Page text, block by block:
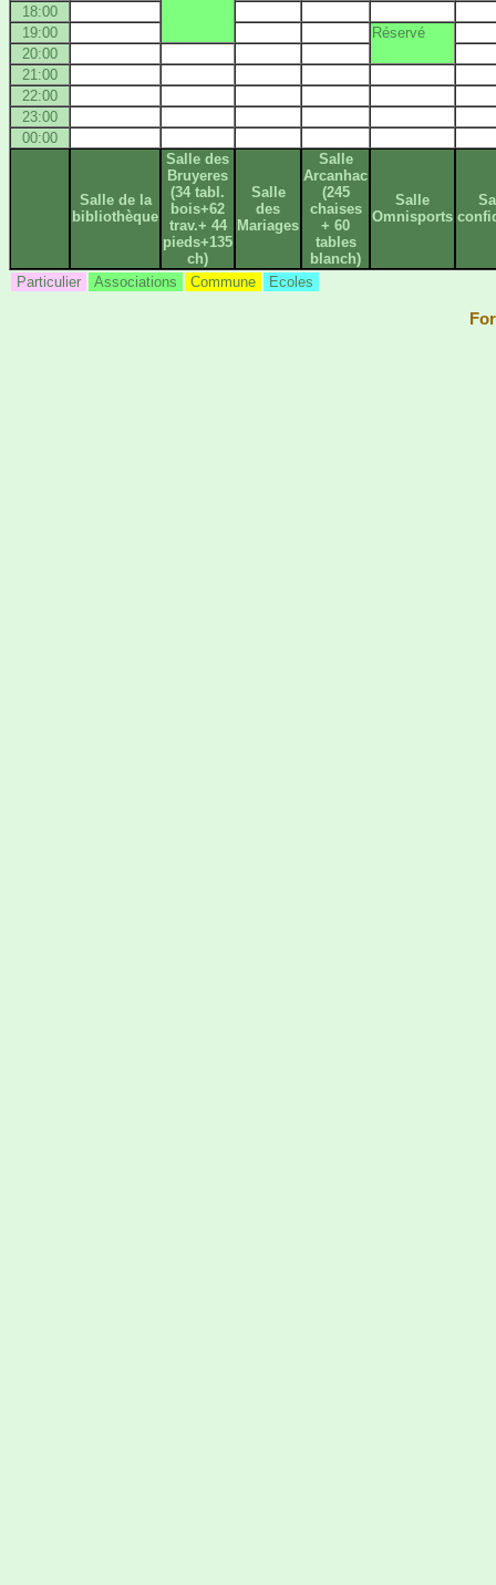
18:00
19:00
Réservé
20:00
21:00
22:00
23:00
00:00
Salle de la
bibliothèque
Salle des
Bruyeres
(34 tabl.
bois+62
trav.+ 44
pieds+135
ch)
Salle
des
Mariages
Salle
Arcanhac
(245
chaises
+ 60
tables
blanch)
Salle
Omnisports
Particulier Associations Commune Ecoles